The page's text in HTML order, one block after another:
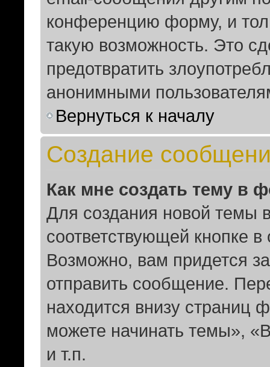
конференцию форму, и
такую возможность. Это
предотвратить
анонимными
Вернуться к началу
Создание
Как мне создать тему в
Для создания новой темы
соответствующей кнопке
Возможно, вам придется
отправить сообщение.
находится внизу
можете начинать темы»,
и т.п.